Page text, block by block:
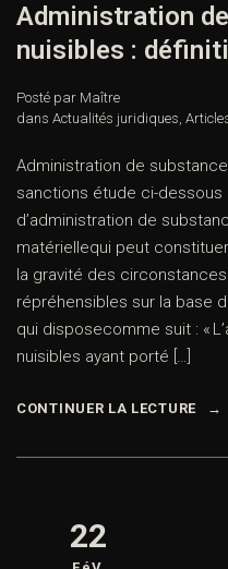
Administration
nuisibles :
Posté par Maître
dans Actualités juridiques,
Administration de
sanctions étude ci-dessous
d’administration de
matériellequi peut
la gravité des
répréhensibles sur la base
qui disposecomme suit : «
nuisibles ayant porté […]
CONTINUER LA LECTURE
22